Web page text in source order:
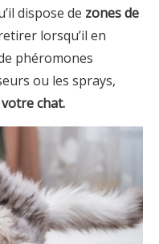
dispose de zones de
lorsqu’il en
phéromones
ou les sprays,
chat.